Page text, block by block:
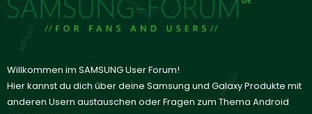
Willkommen im SAMSUNG User Forum!
Hier kannst du dich über deine Samsung und Galaxy Produkte mit
anderen Usern austauschen oder Fragen zum Thema Android